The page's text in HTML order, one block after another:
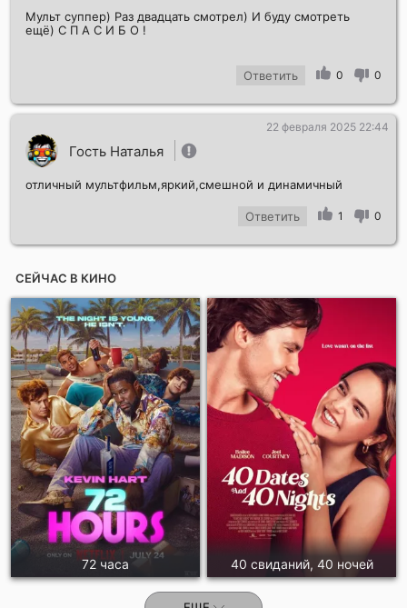
Мульт суппер) Раз двадцать смотрел) И буду смотреть
ещё) С П А С И Б О !
Ответить 0 0
Гость Наталья
22 февраля 2025 22:44
отличный мультфильм,яркий,смешной и динамичный
Ответить 1 0
СЕЙЧАС В КИНО
72 часа 40 свиданий, 40 ночей